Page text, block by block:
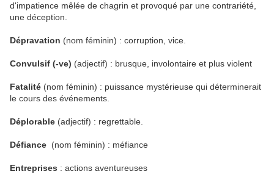
d'impatience mêlée de chagrin et provoqué par une contrariété,
une déception.
Dépravation (nom féminin) : corruption, vice.
Convulsif (-ve) (adjectif) : brusque, involontaire et plus violent
Fatalité (nom féminin) : puissance mystérieuse qui déterminerait
le cours des événements.
Déplorable (adjectif) : regrettable.
Défiance (nom féminin) : méfiance
Entreprises : actions aventureuses